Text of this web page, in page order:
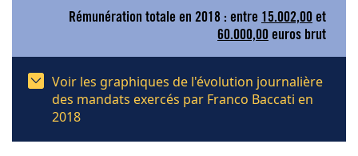
Rémunération totale en 2018 : entre 15.002,00 et
60.000,00 euros brut
Voir les graphiques de l'évolution journalière
des mandats exercés par Franco Baccati en
2018